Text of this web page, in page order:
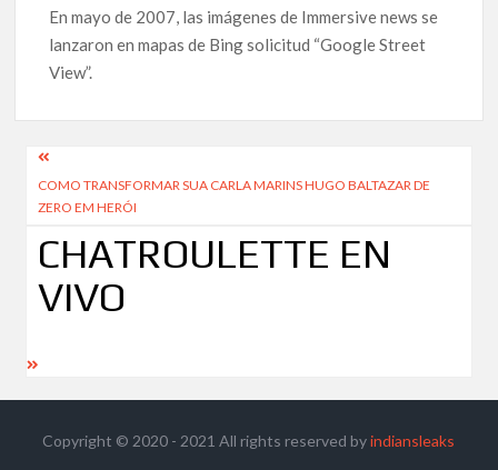
En mayo de 2007, las imágenes de Immersive news se
lanzaron en mapas de Bing solicitud “Google Street
View”.
COMO TRANSFORMAR SUA CARLA MARINS HUGO BALTAZAR DE
ZERO EM HERÓI
CHATROULETTE EN
VIVO
Copyright © 2020 - 2021 All rights reserved byindiansleaks